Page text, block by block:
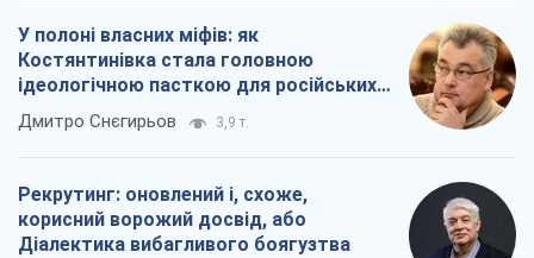
У полоні власних міфів: як
Костянтинівка стала головною
ідеологічною пасткою для російських
окупантів
Дмитро Снєгирьов 3,9 т.
Рекрутинг: оновлений і, схоже,
корисний ворожий досвід, або
Діалектика вибагливого боягузтва